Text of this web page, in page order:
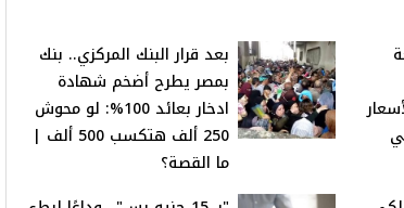
بعد قرار البنك المركزي.. بنك
بمصر يطرح أضخم شهادة
ادخار بعائد 100%: لو محوش
250 ألف هتكسب 500 ألف |
ما القصة؟